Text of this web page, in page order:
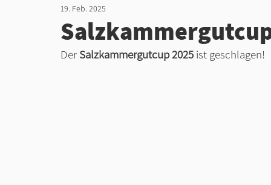
19. Feb. 2025
Der Salzkammergutcup 2025 ist geschlagen!